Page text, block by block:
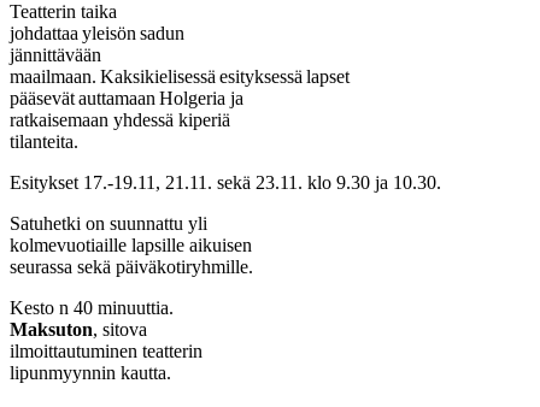
Teatterin taika
johdattaa yleisön sadun
jännittävään
maailmaan. Kaksikielisessä esityksessä lapset
pääsevät auttamaan Holgeria ja
ratkaisemaan yhdessä kiperiä
tilanteita.
Esitykset 17.-19.11, 21.11. sekä 23.11. klo 9.30 ja 10.30.
Satuhetki on suunnattu yli
kolmevuotiaille lapsille aikuisen
seurassa sekä päiväkotiryhmille.
Kesto n 40 minuuttia.
Maksuton, sitova
ilmoittautuminen teatterin
lipunmyynnin kautta.